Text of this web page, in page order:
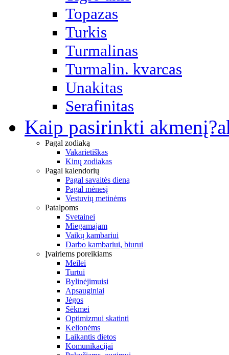
Topazas
Turkis
Turmalinas
Turmalin. kvarcas
Unakitas
Serafinitas
Kaip pasirinkti akmenį?
Pagal zodiaką
Vakarietiškas
Kinų zodiakas
Pagal kalendorių
Pagal savaitės dieną
Pagal mėnesį
Vestuvių metinėms
Patalpoms
Svetainei
Miegamajam
Vaikų kambariui
Darbo kambariui, biurui
Įvairiems poreikiams
Meilei
Turtui
Bylinėjimuisi
Apsauginiai
Jėgos
Sėkmei
Optimizmui skatinti
Kelionėms
Laikantis dietos
Komunikacijai